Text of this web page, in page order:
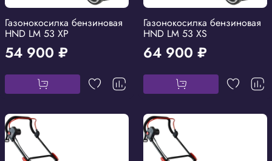
Газонокосилка бензиновая
HND LM 53 XP
54 900 ₽
Газонокосилка бензиновая
HND LM 53 XS
64 900 ₽